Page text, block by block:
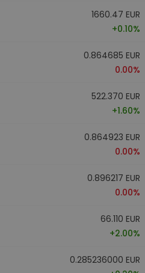
1660.47 EUR
+0.10%
0.864685 EUR
0.00%
522.370 EUR
+1.60%
0.864923 EUR
0.00%
0.896217 EUR
0.00%
66.110 EUR
+2.00%
0.285236000 EUR